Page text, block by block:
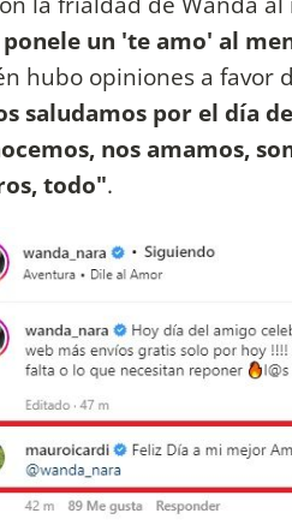
un 'te amo' al
hubo opiniones a favor
saludamos por el día
nos amamos,
todo".